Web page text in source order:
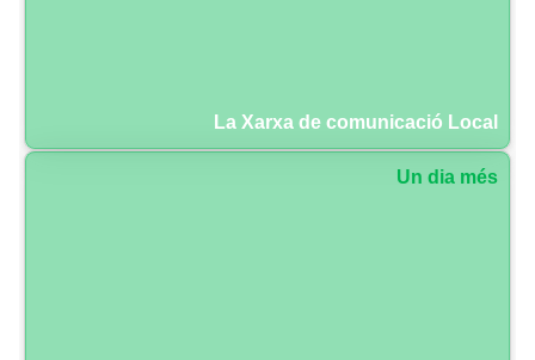
La Xarxa de comunicació Local
Un dia més